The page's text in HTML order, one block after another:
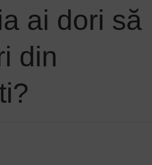
ai dori să
din